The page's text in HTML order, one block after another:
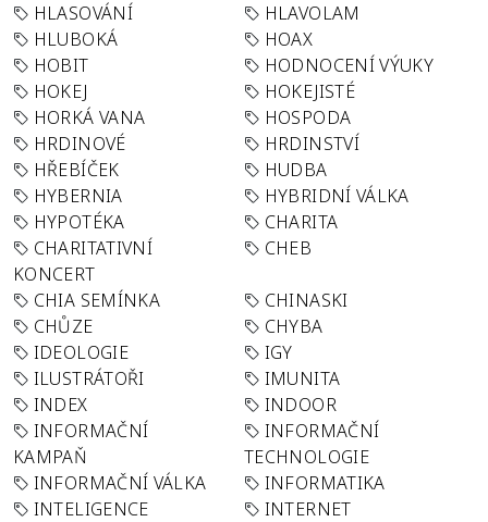
HLASOVÁNÍ
HLAVOLAM
HLUBOKÁ
HOAX
HOBIT
HODNOCENÍ VÝUKY
HOKEJ
HOKEJISTÉ
HORKÁ VANA
HOSPODA
HRDINOVÉ
HRDINSTVÍ
HŘEBÍČEK
HUDBA
HYBERNIA
HYBRIDNÍ VÁLKA
HYPOTÉKA
CHARITA
CHARITATIVNÍ
KONCERT
CHEB
CHIA SEMÍNKA
CHINASKI
CHŮZE
CHYBA
IDEOLOGIE
IGY
ILUSTRÁTOŘI
IMUNITA
INDEX
INDOOR
INFORMAČNÍ
KAMPAŇ
INFORMAČNÍ
TECHNOLOGIE
INFORMAČNÍ VÁLKA
INFORMATIKA
INTELIGENCE
INTERNET